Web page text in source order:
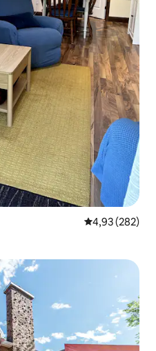
4,93 av 5 i
4,93 (282)